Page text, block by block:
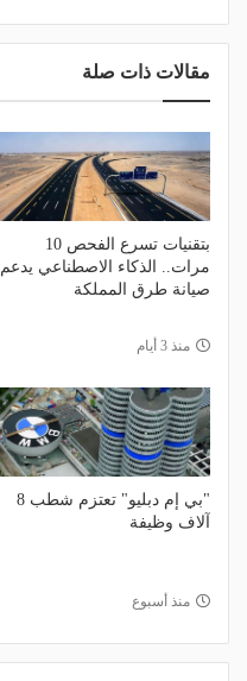
مقالات ذات صلة
بتقنيات تسرع الفحص 10
مرات.. الذكاء الاصطناعي يدعم
صيانة طرق المملكة
منذ 3 أيام
"بي إم دبليو" تعتزم شطب 8
آلاف وظيفة
منذ أسبوع